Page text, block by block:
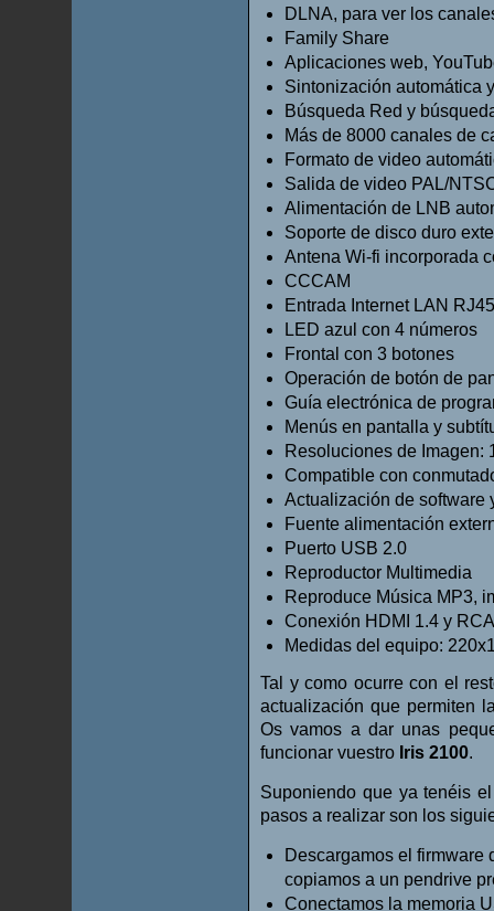
DLNA, para ver los
Family Share
Aplicaciones web,
Sintonización automática
Búsqueda Red y
Más de 8000 canales de
Formato de video
Salida de video PAL/
Alimentación de LNB
Soporte de disco duro
Antena Wi-fi incorporada
CCCAM
Entrada Internet LAN RJ45
LED azul con 4 números
Frontal con 3 botones
Operación de botón de
Guía electrónica de
Menús en pantalla y
Resoluciones de Imagen:
Compatible con
Actualización de software
Fuente alimentación
Puerto USB 2.0
Reproductor Multimedia
Reproduce Música MP3,
Conexión HDMI 1.4 y RCA
Medidas del equipo:
Tal y como ocurre con el
actualización que permiten
Os vamos a dar unas
funcionar vuestro Iris 2100.
Suponiendo que ya tenéis
pasos a realizar son los
Descargamos el firmware
copiamos a un pendrive
Conectamos la memoria